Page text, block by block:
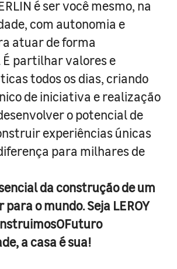
é ser você mesmo, na
com autonomia e
atuar de forma
partilhar valores e
todos os dias, criando
de iniciativa e realização
o potencial de
experiências únicas
para milhares de
da construção de um
o mundo. Seja LEROY
a casa é sua!